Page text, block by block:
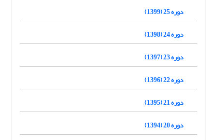
دوره 25 (1399)
دوره 24 (1398)
دوره 23 (1397)
دوره 22 (1396)
دوره 21 (1395)
دوره 20 (1394)